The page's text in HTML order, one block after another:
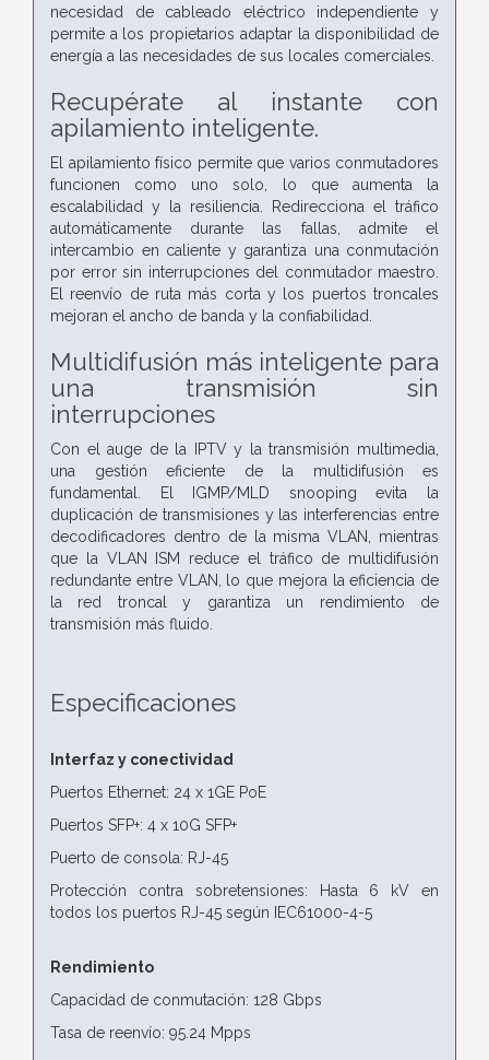
necesidad de cableado eléctrico independiente y
permite a los propietarios adaptar la disponibilidad de
energía a las necesidades de sus locales comerciales.
Recupérate al instante con
apilamiento inteligente.
El apilamiento físico permite que varios conmutadores
funcionen como uno solo, lo que aumenta la
escalabilidad y la resiliencia. Redirecciona el tráfico
automáticamente durante las fallas, admite el
intercambio en caliente y garantiza una conmutación
por error sin interrupciones del conmutador maestro.
El reenvío de ruta más corta y los puertos troncales
mejoran el ancho de banda y la confiabilidad.
Multidifusión más inteligente para
una transmisión sin
interrupciones
Con el auge de la IPTV y la transmisión multimedia,
una gestión eficiente de la multidifusión es
fundamental. El IGMP/MLD snooping evita la
duplicación de transmisiones y las interferencias entre
decodificadores dentro de la misma VLAN, mientras
que la VLAN ISM reduce el tráfico de multidifusión
redundante entre VLAN, lo que mejora la eficiencia de
la red troncal y garantiza un rendimiento de
transmisión más fluido.
Especificaciones
Interfaz y conectividad
Puertos Ethernet: 24 x 1GE PoE
Puertos SFP+: 4 x 10G SFP+
Puerto de consola: RJ-45
Protección contra sobretensiones: Hasta 6 kV en
todos los puertos RJ-45 según IEC61000-4-5
Rendimiento
Capacidad de conmutación: 128 Gbps
Tasa de reenvío: 95.24 Mpps